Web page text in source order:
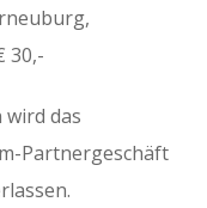
30,-
das
Partnergeschäft